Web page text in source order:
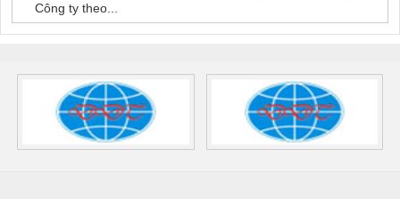
Công ty theo...